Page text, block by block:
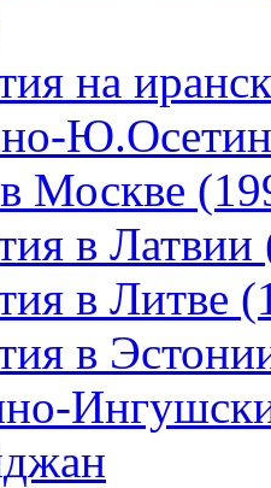
на
Москве
в Латвии
в Литве
в